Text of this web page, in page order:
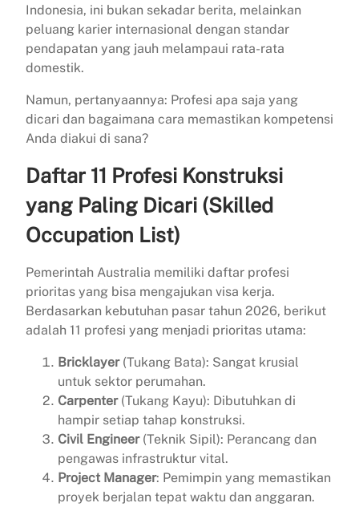
Indonesia, ini bukan sekadar berita, melainkan
peluang karier internasional dengan standar
pendapatan yang jauh melampaui rata-rata
domestik.
Namun, pertanyaannya: Profesi apa saja yang
dicari dan bagaimana cara memastikan kompetensi
Anda diakui di sana?
Daftar 11 Profesi Konstruksi
yang Paling Dicari (Skilled
Occupation List)
Pemerintah Australia memiliki daftar profesi
prioritas yang bisa mengajukan visa kerja.
Berdasarkan kebutuhan pasar tahun 2026, berikut
adalah 11 profesi yang menjadi prioritas utama:
Bricklayer(Tukang Bata): Sangat krusial
untuk sektor perumahan.
Carpenter(Tukang Kayu): Dibutuhkan di
hampir setiap tahap konstruksi.
Civil Engineer(Teknik Sipil): Perancang dan
pengawas infrastruktur vital.
Project Manager: Pemimpin yang memastikan
proyek berjalan tepat waktu dan anggaran.